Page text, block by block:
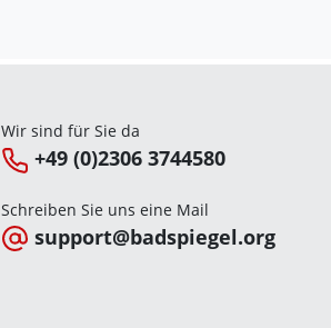
Wir sind für Sie da
+49 (0)2306 3744580
Schreiben Sie uns eine Mail
support@badspiegel.org